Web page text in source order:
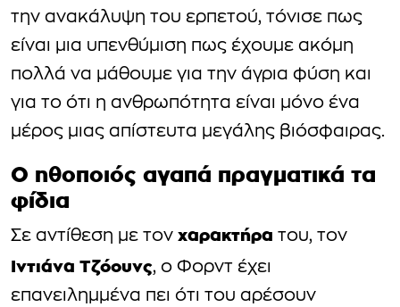
την ανακάλυψη του ερπετού, τόνισε πως
είναι μια υπενθύμιση πως έχουμε ακόμη
πολλά να μάθουμε για την άγρια φύση και
για το ότι η ανθρωπότητα είναι μόνο ένα
μέρος μιας απίστευτα μεγάλης βιόσφαιρας.
Ο ηθοποιός αγαπά πραγματικά τα
φίδια
Σε αντίθεση με τον χαρακτήρα του, τον
Ιντιάνα Τζόουνς, ο Φορντ έχει
επανειλημμένα πει ότι του αρέσουν